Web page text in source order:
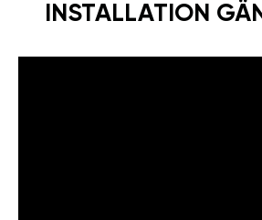
INSTALLATION